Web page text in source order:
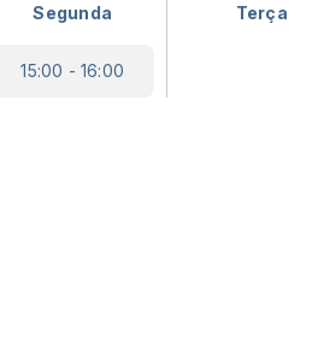
Segunda
15:00 - 16:00
Terça